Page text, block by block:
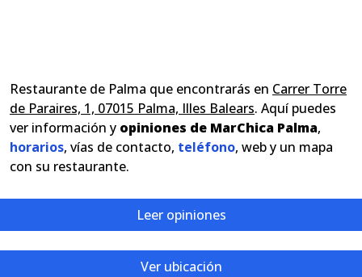
Restaurante de Palma que encontrarás en Carrer Torre
de Paraires, 1, 07015 Palma, Illes Balears. Aquí puedes
ver información y opiniones de MarChica Palma,
horarios, vías de contacto, teléfono, web y un mapa
con su restaurante.
Leer opiniones
Ver ubicación